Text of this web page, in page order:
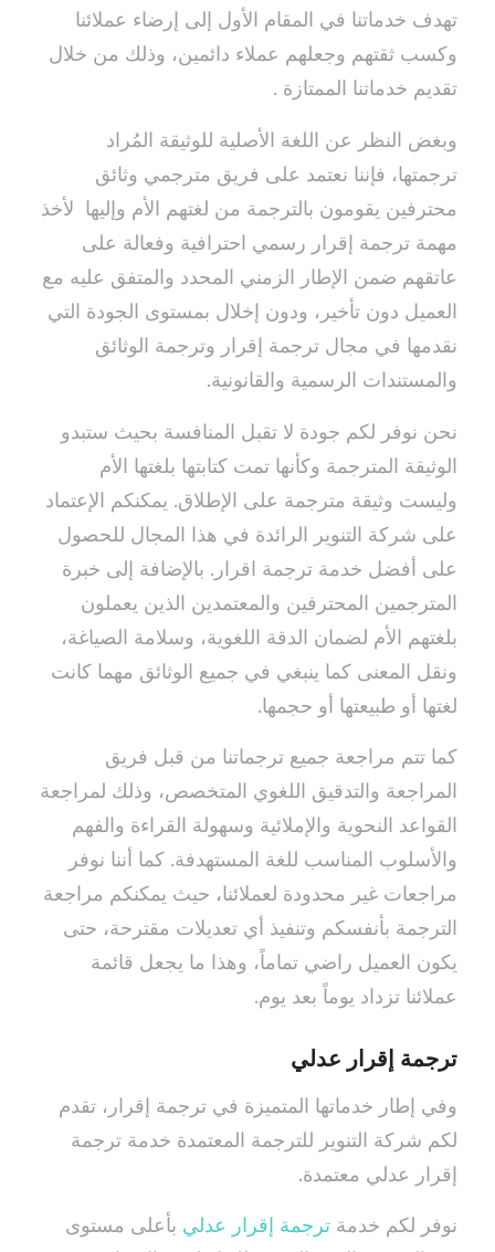
تهدف خدماتنا في المقام الأول إلى إرضاء عملائنا
وكسب ثقتهم وجعلهم عملاء دائمين، وذلك من خلال
تقديم خدماتنا الممتازة .
وبغض النظر عن اللغة الأصلية للوثيقة المُراد
ترجمتها، فإننا نعتمد على فريق مترجمي وثائق
محترفين يقومون بالترجمة من لغتهم الأم وإليها لأخذ
مهمة ترجمة إقرار رسمي احترافية وفعالة على
عاتقهم ضمن الإطار الزمني المحدد والمتفق عليه مع
العميل دون تأخير، ودون إخلال بمستوى الجودة التي
نقدمها في مجال ترجمة إقرار وترجمة الوثائق
والمستندات الرسمية والقانونية.
نحن نوفر لكم جودة لا تقبل المنافسة بحيث ستبدو
الوثيقة المترجمة وكأنها تمت كتابتها بلغتها الأم
وليست وثيقة مترجمة على الإطلاق. يمكنكم الإعتماد
على شركة التنوير الرائدة في هذا المجال للحصول
على أفضل خدمة ترجمة اقرار. بالإضافة إلى خبرة
المترجمين المحترفين والمعتمدين الذين يعملون
بلغتهم الأم لضمان الدقة اللغوية، وسلامة الصياغة،
ونقل المعنى كما ينبغي في جميع الوثائق مهما كانت
لغتها أو طبيعتها أو حجمها.
كما تتم مراجعة جميع ترجماتنا من قبل فريق
المراجعة والتدقيق اللغوي المتخصص، وذلك لمراجعة
القواعد النحوية والإملائية وسهولة القراءة والفهم
والأسلوب المناسب للغة المستهدفة. كما أننا نوفر
مراجعات غير محدودة لعملائنا، حيث يمكنكم مراجعة
الترجمة بأنفسكم وتنفيذ أي تعديلات مقترحة، حتى
يكون العميل راضي تماماً، وهذا ما يجعل قائمة
عملائنا تزداد يوماً بعد يوم.
ترجمة إقرار عدلي
وفي إطار خدماتها المتميزة في ترجمة إقرار، تقدم
لكم شركة التنوير للترجمة المعتمدة خدمة ترجمة
إقرار عدلي معتمدة.
نوفر لكم خدمة ترجمة إقرار عدلي بأعلى مستوى